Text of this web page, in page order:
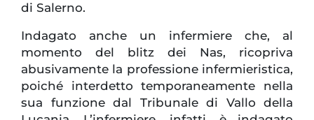
di Salerno.
Indagato anche un infermiere che, al
momento del blitz dei Nas, ricopriva
abusivamente la professione infermieristica,
poiché interdetto temporaneamente nella
sua funzione dal Tribunale di Vallo della